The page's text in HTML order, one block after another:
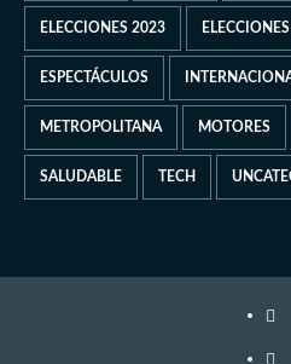
ELECCIONES 2023
ESPECTÁCULOS
METROPOLITANA MOTORES
SALUDABLE TECH